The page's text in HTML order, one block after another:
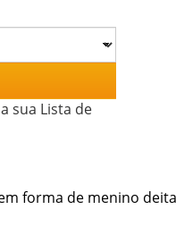
sua Lista de
forma de menino